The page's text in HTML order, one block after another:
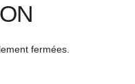
fermées.